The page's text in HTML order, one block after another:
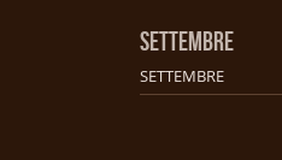
SETTEMBRE
SETTEMBRE